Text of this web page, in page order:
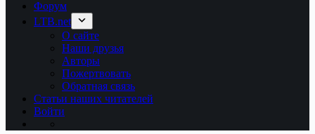
Форум
LTB.net
О сайте
Наши друзья
Авторы
Пожертвовать
Обратная связь
Статьи наших читателей
Войти